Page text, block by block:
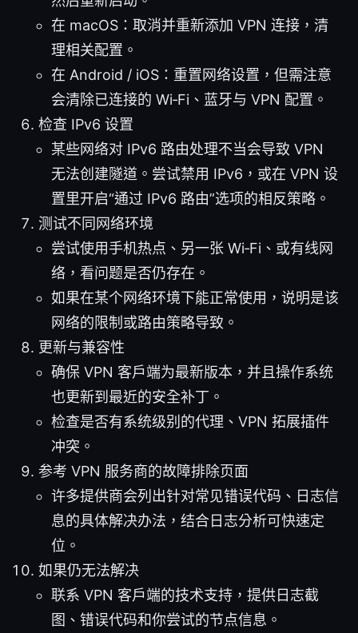
在 macOS：取消并重新添加 VPN 连接，清
理相关配置。
在 Android / iOS：重置网络设置，但需注意
会清除已连接的 Wi‑Fi、蓝牙与 VPN 配置。
检查 IPv6 设置
某些网络对 IPv6 路由处理不当会导致 VPN
无法创建隧道。尝试禁用 IPv6，或在 VPN 设
置里开启“通过 IPv6 路由”选项的相反策略。
测试不同网络环境
尝试使用手机热点、另一张 Wi‑Fi、或有线网
络，看问题是否仍存在。
如果在某个网络环境下能正常使用，说明是该
网络的限制或路由策略导致。
更新与兼容性
确保 VPN 客户端为最新版本，并且操作系统
也更新到最近的安全补丁。
检查是否有系统级别的代理、VPN 拓展插件
冲突。
参考 VPN 服务商的故障排除页面
许多提供商会列出针对常见错误代码、日志信
息的具体解决办法，结合日志分析可快速定
位。
如果仍无法解决
联系 VPN 客户端的技术支持，提供日志截
图、错误代码和你尝试的节点信息。